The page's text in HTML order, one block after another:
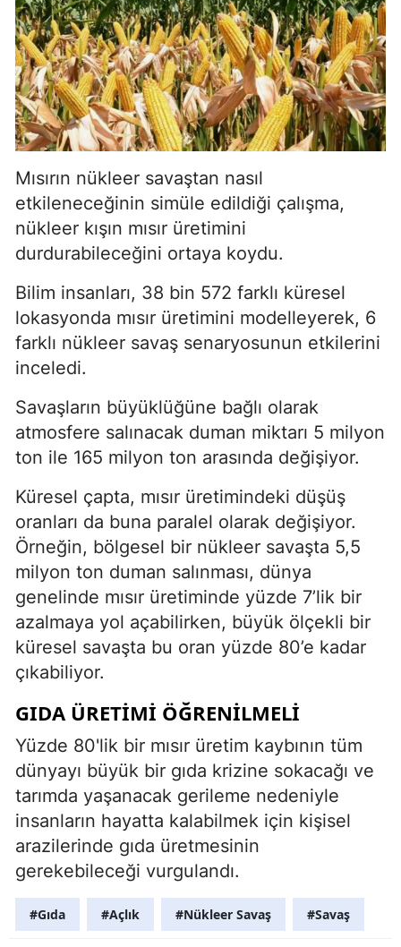
Mısırın nükleer savaştan nasıl
etkileneceğinin simüle edildiği çalışma,
nükleer kışın mısır üretimini
durdurabileceğini ortaya koydu.
Bilim insanları, 38 bin 572 farklı küresel
lokasyonda mısır üretimini modelleyerek, 6
farklı nükleer savaş senaryosunun etkilerini
inceledi.
Savaşların büyüklüğüne bağlı olarak
atmosfere salınacak duman miktarı 5 milyon
ton ile 165 milyon ton arasında değişiyor.
Küresel çapta, mısır üretimindeki düşüş
oranları da buna paralel olarak değişiyor.
Örneğin, bölgesel bir nükleer savaşta 5,5
milyon ton duman salınması, dünya
genelinde mısır üretiminde yüzde 7’lik bir
azalmaya yol açabilirken, büyük ölçekli bir
küresel savaşta bu oran yüzde 80’e kadar
çıkabiliyor.
GIDA ÜRETİMİ ÖĞRENİLMELİ
Yüzde 80'lik bir mısır üretim kaybının tüm
dünyayı büyük bir gıda krizine sokacağı ve
tarımda yaşanacak gerileme nedeniyle
insanların hayatta kalabilmek için kişisel
arazilerinde gıda üretmesinin
gerekebileceği vurgulandı.
#Gıda #Açlık #Nükleer Savaş #Savaş